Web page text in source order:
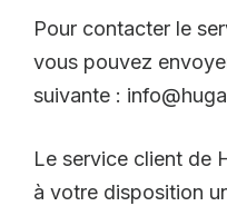
Pour contacter le
vous pouvez
suivante :
Le service client de
à votre disposition